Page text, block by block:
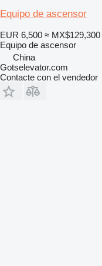
Equipo de ascensor
EUR 6,500 ≈ MX$129,300
Equipo de ascensor
China
Gotselevator.com
Contacte con el vendedor